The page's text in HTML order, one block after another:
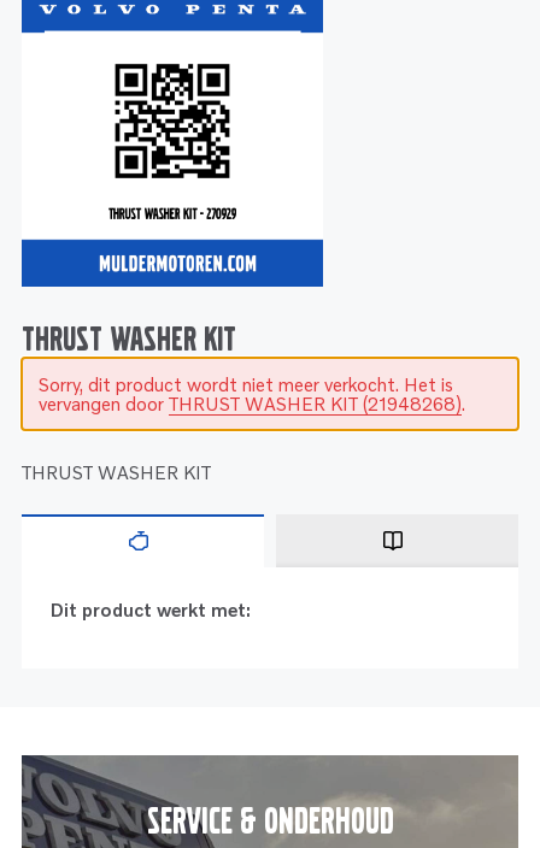
Onderdelen
Bedrijfsvaart
Onderdelen
Motoren
Onderdelen
Service
Motoren
Service en onderhoud
Reman – Pleziervaart
Reman - Bedrijfsvaart
Reman – Industrie
THRUST WASHER KIT
Sorry, dit product wordt niet meer verkocht. Het is
vervangen door THRUST WASHER KIT (21948268).
THRUST WASHER KIT
Dit product werkt met:
Service & onderhoud